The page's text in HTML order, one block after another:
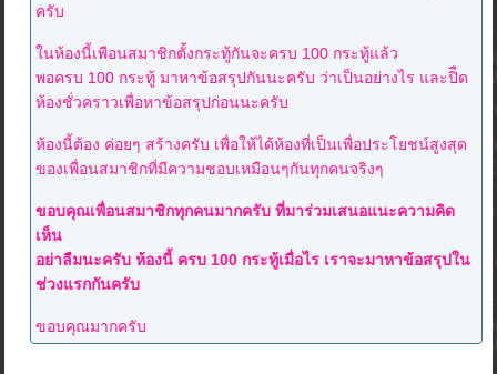
ครับ
ในห้องนี้เพือนสมาชิกตั้งกระทู้กันจะครบ 100 กระทู้แล้ว
พอครบ 100 กระทู้ มาหาข้อสรุปกันนะครับ ว่าเป็นอย่างไร และปิืด
ห้องชั่วคราวเพื่อหาข้อสรุปก่อนนะครับ
ห้องนี้ต้อง ค่อยๆ สร้างครับ เพื่อให้ได้ห้องที่เป็นเพื่อประโยชน์สูงสุด
ของเพื่อนสมาชิกที่มีความชอบเหมือนๆกันทุกคนจริงๆ
ขอบคุณเพื่อนสมาชิกทุกคนมากครับ ที่มาร่วมเสนอแนะความคิด
เห็น
อย่าลืมนะครับ ห้องนี้ ครบ 100 กระทู้เมื่อไร เราจะมาหาข้อสรุปใน
ช่วงแรกกันครับ
ขอบคุณมากครับ